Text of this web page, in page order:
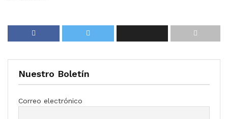
Nuestro Boletín
Correo electrónico